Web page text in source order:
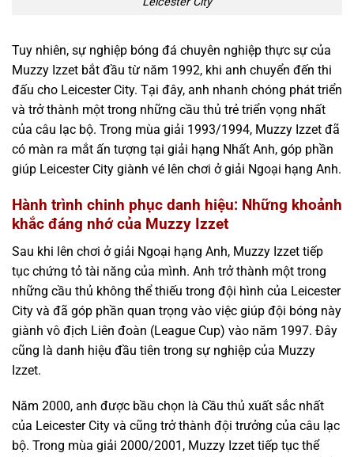
Tuy nhiên, sự nghiệp bóng đá chuyên nghiệp thực sự của
Muzzy Izzet bắt đầu từ năm 1992, khi anh chuyển đến thi
đấu cho Leicester City. Tại đây, anh nhanh chóng phát triển
và trở thành một trong những cầu thủ trẻ triển vọng nhất
của câu lạc bộ. Trong mùa giải 1993/1994, Muzzy Izzet đã
có màn ra mắt ấn tượng tại giải hạng Nhất Anh, góp phần
giúp Leicester City giành vé lên chơi ở giải Ngoại hạng Anh.
Hành trình chinh phục danh hiệu: Những khoảnh
khắc đáng nhớ của Muzzy Izzet
Sau khi lên chơi ở giải Ngoại hạng Anh, Muzzy Izzet tiếp
tục chứng tỏ tài năng của mình. Anh trở thành một trong
những cầu thủ không thể thiếu trong đội hình của Leicester
City và đã góp phần quan trọng vào việc giúp đội bóng này
giành vô địch Liên đoàn (League Cup) vào năm 1997. Đây
cũng là danh hiệu đầu tiên trong sự nghiệp của Muzzy
Izzet.
Năm 2000, anh được bầu chọn là Cầu thủ xuất sắc nhất
của Leicester City và cũng trở thành đội trưởng của câu lạc
bộ. Trong mùa giải 2000/2001, Muzzy Izzet tiếp tục thể